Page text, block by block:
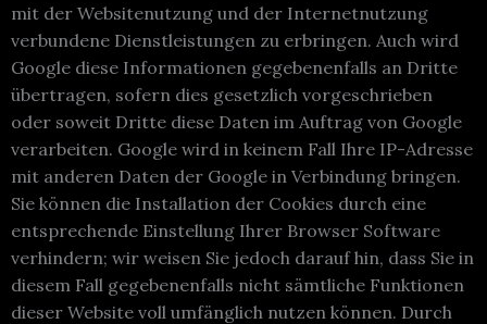
mit der Websitenutzung und der Internetnutzung
verbundene Dienstleistungen zu erbringen. Auch wird
Google diese Informationen gegebenenfalls an Dritte
übertragen, sofern dies gesetzlich vorgeschrieben
oder soweit Dritte diese Daten im Auftrag von Google
verarbeiten. Google wird in keinem Fall Ihre IP-Adresse
mit anderen Daten der Google in Verbindung bringen.
Sie können die Installation der Cookies durch eine
entsprechende Einstellung Ihrer Browser Software
verhindern; wir weisen Sie jedoch darauf hin, dass Sie in
diesem Fall gegebenenfalls nicht sämtliche Funktionen
dieser Website voll umfänglich nutzen können. Durch